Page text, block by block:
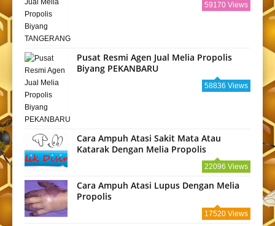
59170 Views
Pusat Resmi Agen Jual Melia Propolis
Biyang PEKANBARU
58836 Views
Cara Ampuh Atasi Sakit Mata Atau
Katarak Dengan Melia Propolis
22096 Views
Cara Ampuh Atasi Lupus Dengan Melia
Propolis
17520 Views